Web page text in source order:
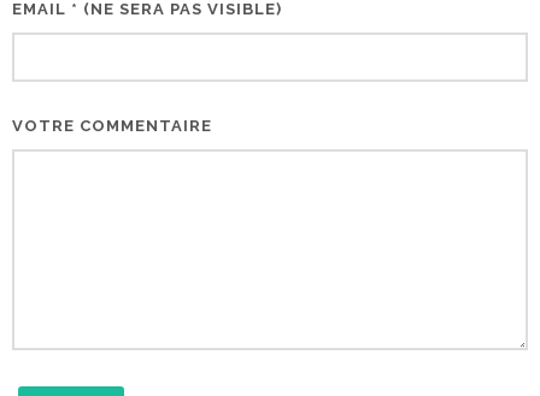
EMAIL * (NE SERA PAS VISIBLE)
VOTRE COMMENTAIRE